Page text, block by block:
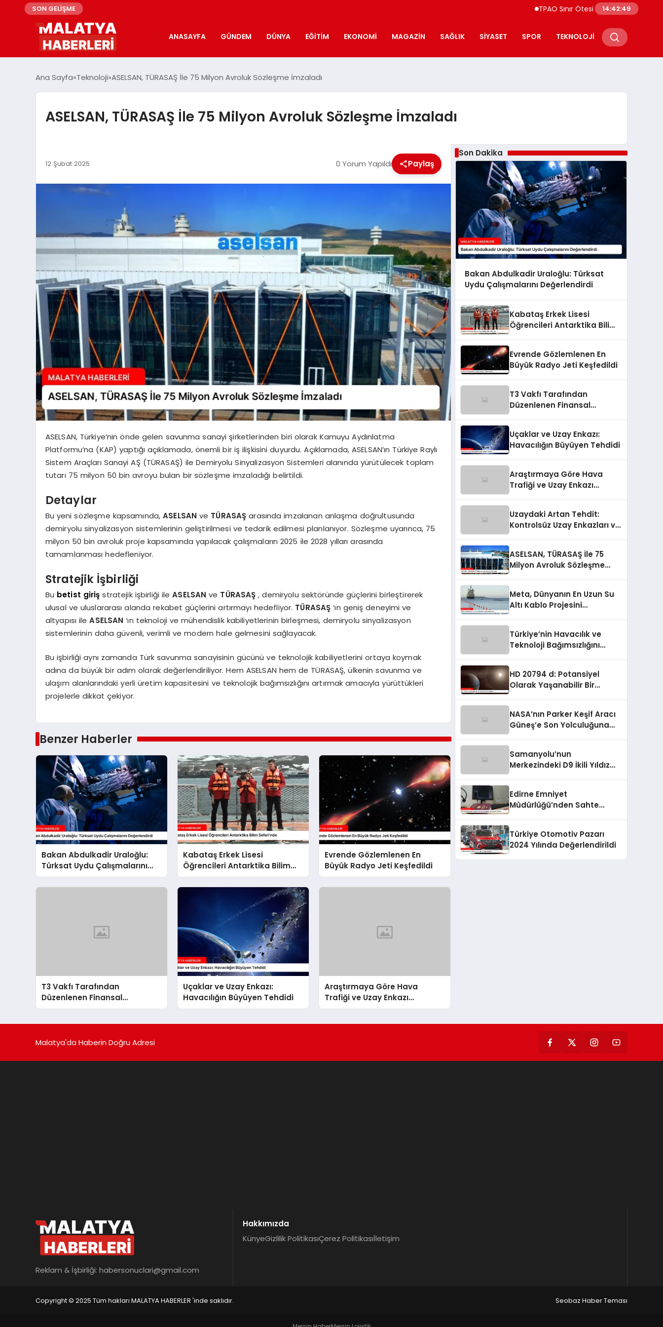
SON GELİŞME TPAO Sınır Ötesi Ortaklıklarını
14:42:50
ANASAYFA GÜNDEM DÜNYA EĞITIM EKONOMI MAGAZIN SAĞLIK SIYASET SPOR TEKNOLOJI
Ana Sayfa Teknoloji ASELSAN, TÜRASAŞ İle 75 Milyon Avroluk Sözleşme İmzaladı
ASELSAN, TÜRASAŞ İle 75 Milyon Avroluk Sözleşme İmzaladı
12 Şubat 2025 0 Yorum Yapıldı Paylaş
ASELSAN, Türkiye’nin önde gelen savunma sanayi şirketlerinden biri olarak Kamuyu Aydınlatma
Platformu’na (KAP) yaptığı açıklamada, önemli bir iş ilişkisini duyurdu. Açıklamada, ASELSAN’ın Türkiye Raylı
Sistem Araçları Sanayi AŞ (TÜRASAŞ) ile Demiryolu Sinyalizasyon Sistemleri alanında yürütülecek toplam
tutarı 75 milyon 50 bin avroyu bulan bir sözleşme imzaladığı belirtildi.
Detaylar
Bu yeni sözleşme kapsamında,ASELSANve TÜRASAŞarasında imzalanan anlaşma doğrultusunda
demiryolu sinyalizasyon sistemlerinin geliştirilmesi ve tedarik edilmesi planlanıyor. Sözleşme uyarınca, 75
milyon 50 bin avroluk proje kapsamında yapılacak çalışmaların 2025 ile 2028 yılları arasında
tamamlanması hedefleniyor.
Stratejik İşbirliği
Bu betist giriş stratejik işbirliği ileASELSANve TÜRASAŞ, demiryolu sektöründe güçlerini birleştirerek
ulusal ve uluslararası alanda rekabet güçlerini artırmayı hedefliyor. TÜRASAŞ‘ın geniş deneyimi ve
altyapısı ileASELSAN‘ın teknoloji ve mühendislik kabiliyetlerinin birleşmesi, demiryolu sinyalizasyon
sistemlerinin daha güvenli, verimli ve modern hale gelmesini sağlayacak.
Bu işbirliği aynı zamanda Türk savunma sanayisinin gücünü ve teknolojik kabiliyetlerini ortaya koymak
adına da büyük bir adım olarak değerlendiriliyor. Hem ASELSAN hem de TÜRASAŞ, ülkenin savunma ve
ulaşım alanlarındaki yerli üretim kapasitesini ve teknolojik bağımsızlığını artırmak amacıyla yürüttükleri
projelerle dikkat çekiyor.
Benzer Haberler
Bakan Abdulkadir Uraloğlu:
Türksat Uydu Çalışmalarını
Değerlendirdi
Kabataş Erkek Lisesi
Öğrencileri Antarktika Bilim
Seferi’nde
Evrende Gözlemlenen En
Büyük Radyo Jeti Keşfedildi
T3 Vakfı Tarafından
Düzenlenen Finansal
İnovasyon Yarışması
Uçaklar ve Uzay Enkazı:
Havacılığın Büyüyen Tehdidi
Araştırmaya Göre Hava
Trafiği ve Uzay Enkazı
Çatışması Riski Artıyor
Son Dakika
Bakan Abdulkadir Uraloğlu: Türksat
Uydu Çalışmalarını Değerlendirdi
Kabataş Erkek Lisesi
Öğrencileri Antarktika Bilim
Evrende Gözlemlenen En
Büyük Radyo Jeti Keşfedildi
T3 Vakfı Tarafından
Düzenlenen Finansal
Uçaklar ve Uzay Enkazı:
Havacılığın Büyüyen Tehdidi
Araştırmaya Göre Hava
Trafiği ve Uzay Enkazı
Uzaydaki Artan Tehdit:
Kontrolsüz Uzay Enkazları ve
ASELSAN, TÜRASAŞ İle 75
Milyon Avroluk Sözleşme
Meta, Dünyanın En Uzun Su
Altı Kablo Projesini
Türkiye’nin Havacılık ve
Teknoloji Bağımsızlığını
HD 20794 d: Potansiyel
Olarak Yaşanabilir Bir
NASA’nın Parker Keşif Aracı
Güneş’e Son Yolculuğuna
Samanyolu’nun
Merkezindeki D9 İkili Yıldız
Edirne Emniyet
Müdürlüğü’nden Sahte
Türkiye Otomotiv Pazarı
2024 Yılında Değerlendirildi
Malatya'da Haberin Doğru Adresi
Reklam & İşbirliği: habersonuclari@gmail.com
Hakkımızda
KünyeGizlilik PolitikasıÇerez Politikasıİletişim
Copyright © 2025 Tüm hakları MALATYA HABERLER 'inde saklıdır. Seobaz Haber Teması